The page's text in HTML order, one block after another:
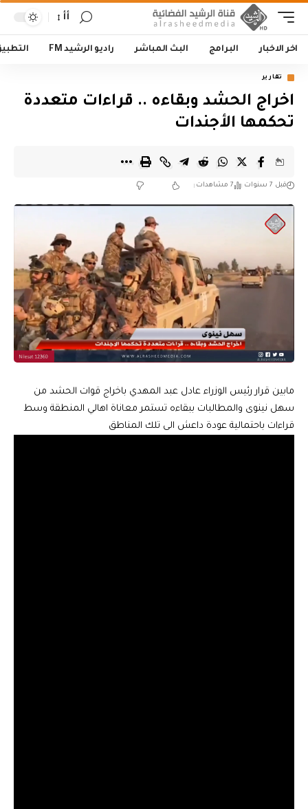
أأ
اخر الاخبار البرامج البث المباشر راديو الرشيد FM
تقارير
اخراج الحشد وبقاءه .. قراءات متعددة
تحكمها الأجندات
قبل 7 سنوات 7 مشاهدات
مابين قرار رئيس الوزراء عادل عبد المهدي باخراج قوات الحشد من
سهل نينوى والمطالبات ببقاءه تستمر معاناة اهالي المنطقة وسط
قراءات باحتمالية عودة داعش الى تلك المناطق